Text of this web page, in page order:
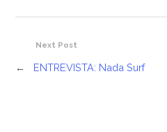
Next Post
← ENTREVISTA: Nada Surf